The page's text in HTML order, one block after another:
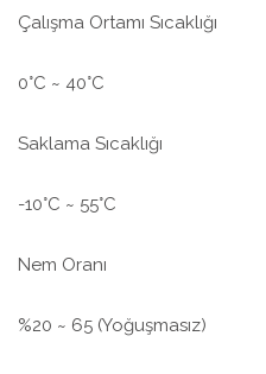
Çalışma Ortamı Sıcaklığı
0°C ~ 40°C
Saklama Sıcaklığı
-10°C ~ 55°C
Nem Oranı
%20 ~ 65 (Yoğuşmasız)